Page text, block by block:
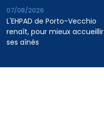
L'EHPAD de Porto-Vecchio
renaît, pour mieux accueillir
ses aînés
07/08/2026